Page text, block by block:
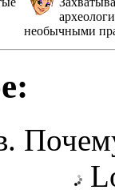
необычными